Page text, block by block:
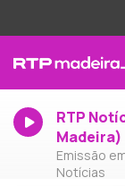
RTP
Madeira)
Emissão
Notícias